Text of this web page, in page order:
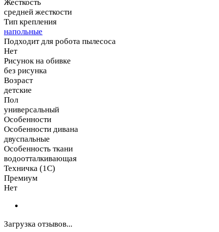
Жесткость
средней жесткости
Тип крепления
напольные
Подходит для робота пылесоса
Нет
Рисунок на обивке
без рисунка
Возраст
детские
Пол
универсальный
Особенности
Особенности дивана
двуспальные
Особенность ткани
водоотталкивающая
Техничка (1С)
Премиум
Нет
Загрузка отзывов...